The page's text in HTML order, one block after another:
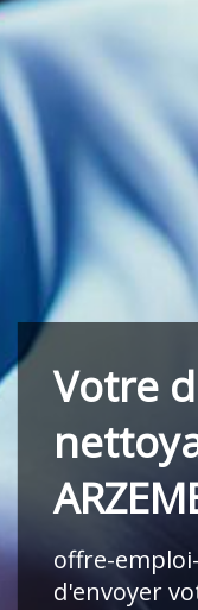
Votre
offre-
d'envoyer